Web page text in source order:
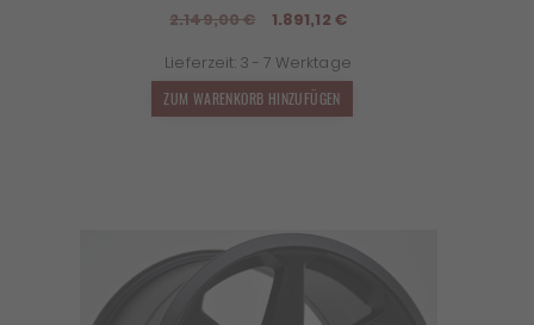
2.149,00€
Ursprünglicher
war:
2.149,00 €
1.891,12 €Aktueller
ist:
Lieferzeit: 3 - 7 Werktage
ZUM WARENKORB HINZUFÜGEN